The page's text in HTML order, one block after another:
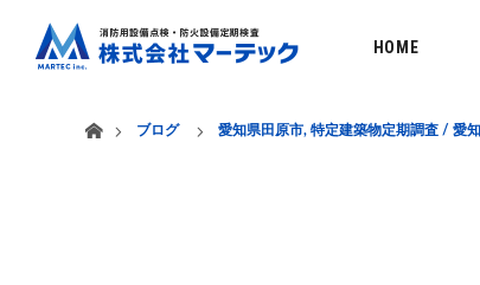
HOME
ブログ
愛知県田原市, 特定建築物定期調査 / 愛